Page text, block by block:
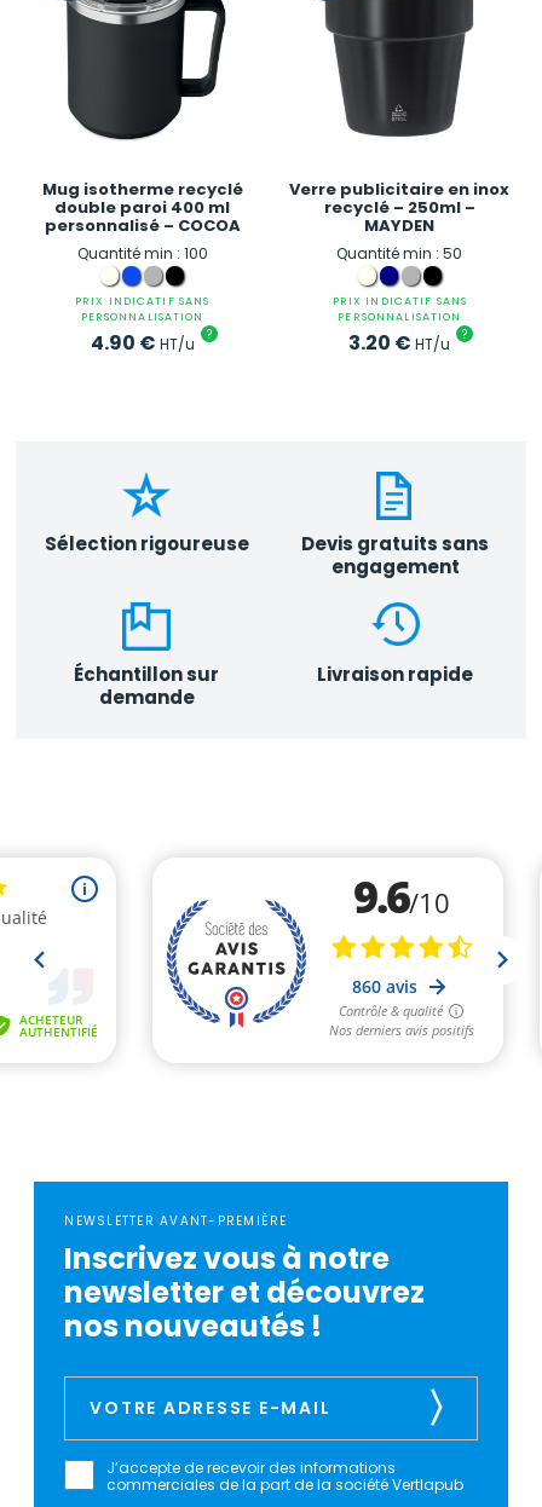
Mug isotherme recyclé
double paroi 400 ml
personnalisé – COCOA
Quantité min : 100
PRIX INDICATIF SANS
PERSONNALISATION
4.90 € HT/u ?
Verre publicitaire en inox
recyclé – 250ml –
MAYDEN
Quantité min : 50
PRIX INDICATIF SANS
PERSONNALISATION
3.20 € HT/u ?
Sélection rigoureuse
Devis gratuits sans
engagement
Échantillon sur
demande
Livraison rapide
NEWSLETTER AVANT-PREMIÈRE
Inscrivez vous à notre
newsletter et découvrez
nos nouveautés !
J’accepte de recevoir des informations
commerciales de la part de la société Vertlapub